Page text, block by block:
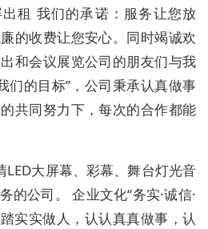
租 我们的承诺：服务让您放
的收费让您安心。同时竭诚欢
和会议展览公司的朋友们与我
们的目标”，公司秉承认真做事
共同努力下，每次的合作都能
LED大屏幕、彩幕、舞台灯光音
的公司。 企业文化“务实·诚信·
实实做人，认认真真做事，认